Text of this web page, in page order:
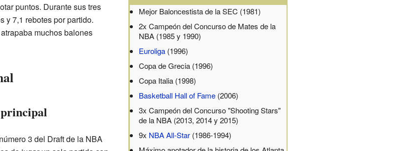
Mejor Baloncestista de la SEC (1981)
2x Campeón del Concurso de Mates de la
NBA (1985 y 1990)
Euroliga (1996)
Copa de Grecia (1996)
Copa Italia (1998)
Basketball Hall of Fame (2006)
3x Campeón del Concurso "Shooting Stars"
de la NBA (2013, 2014 y 2015)
9x NBA All-Star (1986-1994)
puntos. Durante sus tres
y 7,1 rebotes por partido.
muchos balones
3 del Draft de la NBA